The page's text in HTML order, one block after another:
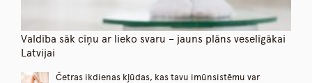
Valdība sāk cīņu ar lieko svaru – jauns plāns veselīgākai
Latvijai
Četras ikdienas kļūdas, kas tavu imūnsistēmu var